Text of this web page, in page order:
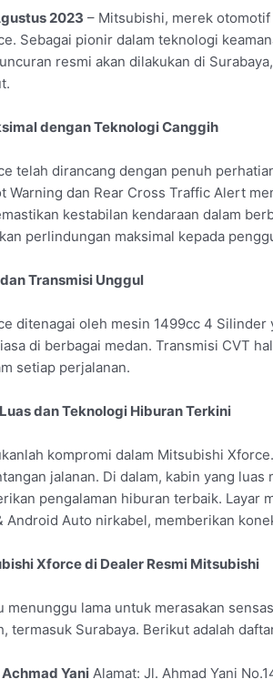
2023 – Mitsubishi, merek
Sebagai pionir dalam teknologi
resmi akan dilakukan di
dengan Teknologi Canggih
telah dirancang dengan penuh
Warning dan Rear Cross Traffic Alert
kestabilan kendaraan dalam
perlindungan maksimal kepada
Transmisi Unggul
ditenagai oleh mesin 1499cc 4 Silinder
di berbagai medan. Transmisi CVT
setiap perjalanan.
dan Teknologi Hiburan Terkini
kompromi dalam Mitsubishi
jalanan. Di dalam, kabin yang
pengalaman hiburan terbaik.
Android Auto nirkabel, memberikan
Xforce di Dealer Resmi Mitsubishi
menunggu lama untuk merasakan
termasuk Surabaya. Berikut adalah
Yani Alamat: Jl. Ahmad Yani